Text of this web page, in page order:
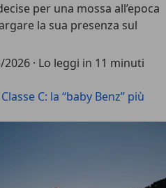
per una mossa all’epoca
la sua presenza sul
2026 · Lo leggi in 11 minuti
C: la “baby Benz” più